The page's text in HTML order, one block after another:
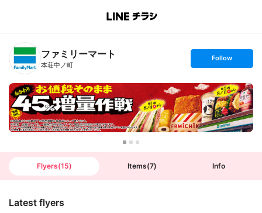
B
n
T
ファミリーマート
本荘中ノ町
s
t
o
l
l
o
w
Follow
Flyers(15) Items(7) Info
Latest flyers